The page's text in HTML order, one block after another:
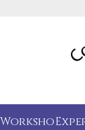
Workshop